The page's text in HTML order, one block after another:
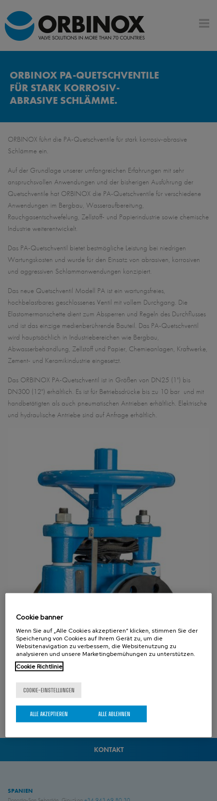
ORBINOX PA-QUETSCHVENTILE
FÜR STARK KORROSIV-
ABRASIVE SCHLÄMME.
ORBINOX führt die PA-Quetschventile für stark korrosiv-abrasive
Schlämme ein.
Auf der Grundlage unserer umfangreichen Erfahrungen mit sehr
anspruchsvollen Anwendungen und der bisherigen Ausführung der
Quetschventile hat ORBINOX die PA-Quetschventile für verschiedene
Anwendungen im Bergbau, Wasseraufbereitung,
Rauchgasentschwefelung, Zellstoff- und Papierindustrie sowie chemische
Industrie weiterentwickelt.
Das PA-Quetschventil bietet bestmögliche Leistung bei niedrigen
Wartungskosten und wurde für den Einsatz von abrasiven, korrosiven
und aggressiven Schlammanwendungen konzipiert.
Das neue Quetschventil Modell PA ist ein wartungsfreies,
hochbelastbares geschlossenes Ventil mit vollem Durchgang. Die
Elastomermanschette dient zum Absperren und Regeln des Durchflusses
und ist das einzige medienberührende Bauteil. Das PA-Quetschventil
wird hauptsächlich in Industriebereichen wie Bergbau,
Abwasserbehandlung, Zellstoff und Papier, Chemieanlagen, Kraftwerke,
Zement- und Keramikindustrie eingesetzt.
Das ORBINOX PA-Quetschventil ist in Größen von DN25 (1") bis
DN300 (12") erhältlich. Es ist für Betriebsdrücke bis zu 10 bar und mit
handbetätigten als auch pneumatischen Antrieben erhältlich. Elektrische
und hydraulische Antriebe sind auf Anfrage erhältlich.
02 AUGUST 2024
KONTAKT
SPANIEN
Cookie banner
Wenn Sie auf „Alle Cookies akzeptieren“ klicken, stimmen Sie der
Speicherung von Cookies auf Ihrem Gerät zu, um die
Websitenavigation zu verbessern, die Websitenutzung zu
analysieren und unsere Marketingbemühungen zu unterstützen.
Cookie Richtlinie
COOKIE-EINSTELLUNGEN
ALLE ABLEHNEN
ALLE AKZEPTIEREN